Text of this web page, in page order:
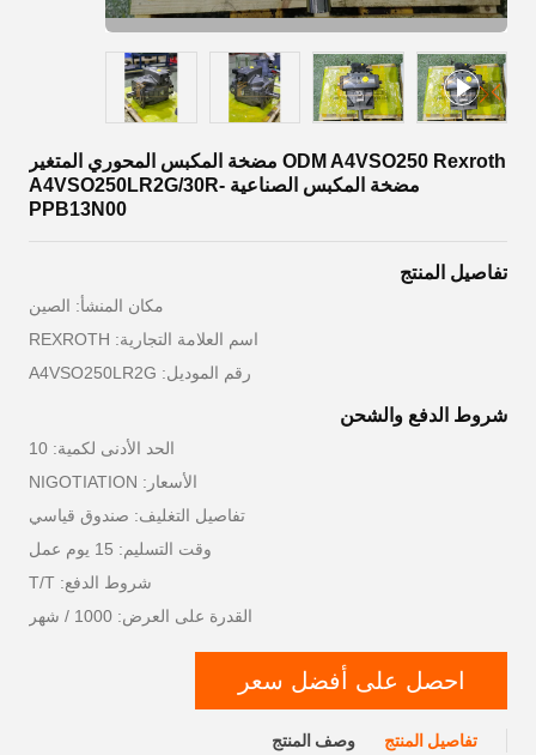
ODM A4VSO250 Rexroth مضخة المكبس المحوري المتغير
مضخة المكبس الصناعية A4VSO250LR2G/30R-
PPB13N00
تفاصيل المنتج
مكان المنشأ: الصين
اسم العلامة التجارية: REXROTH
رقم الموديل: A4VSO250LR2G
شروط الدفع والشحن
الحد الأدنى لكمية: 10
الأسعار: NIGOTIATION
تفاصيل التغليف: صندوق قياسي
وقت التسليم: 15 يوم عمل
شروط الدفع: T/T
القدرة على العرض: 1000 / شهر
احصل على أفضل سعر
تفاصيل المنتج وصف المنتج